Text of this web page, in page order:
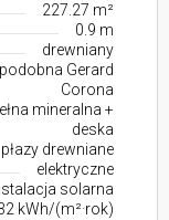
227.27 m²
0.9 m
drewniany
Gerard
Corona
mineralna +
deska
płazy drewniane
elektryczne
solarna
kWh/(m²·rok)